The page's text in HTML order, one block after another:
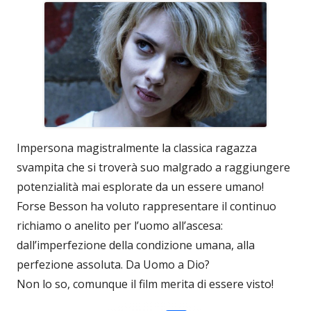
Impersona magistralmente la classica ragazza
svampita che si troverà suo malgrado a raggiungere
potenzialità mai esplorate da un essere umano!
Forse Besson ha voluto rappresentare il continuo
richiamo o anelito per l’uomo all’ascesa:
dall’imperfezione della condizione umana, alla
perfezione assoluta. Da Uomo a Dio?
Non lo so, comunque il film merita di essere visto!